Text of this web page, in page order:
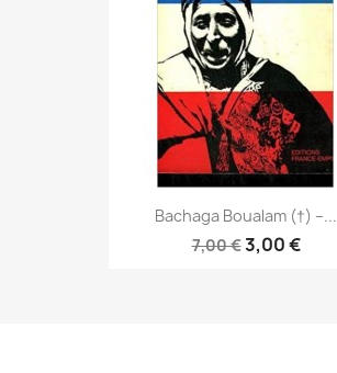
Bachaga Boualam (†) –...
7,00 €3,00 €